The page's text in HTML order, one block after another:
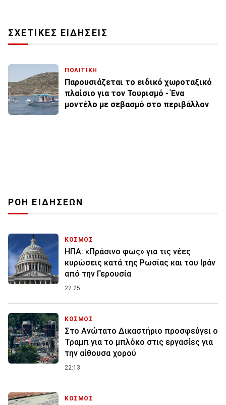
ΣΧΕΤΙΚΕΣ ΕΙΔΗΣΕΙΣ
ΠΟΛΙΤΙΚΗ
Παρουσιάζεται το ειδικό χωροταξικό
πλαίσιο για τον Τουρισμό - Ένα
μοντέλο με σεβασμό στο περιβάλλον
ΡΟΗ ΕΙΔΗΣΕΩΝ
ΚΟΣΜΟΣ
ΗΠΑ: «Πράσινο φως» για τις νέες
κυρώσεις κατά της Ρωσίας και του Ιράν
από την Γερουσία
22:25
ΚΟΣΜΟΣ
Στο Ανώτατο Δικαστήριο προσφεύγει ο
Τραμπ για το μπλόκο στις εργασίες για
την αίθουσα χορού
22:13
ΚΟΣΜΟΣ